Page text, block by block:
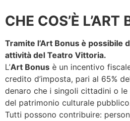
CHE COS’È L’ART
Tramite l’Art Bonus è possibile
attività del Teatro Vittoria.
L’Art Bonus è un incentivo
credito d’imposta, pari al 65%
denaro che i singoli cittadini o
del patrimonio culturale
Tutti possono contribuire: